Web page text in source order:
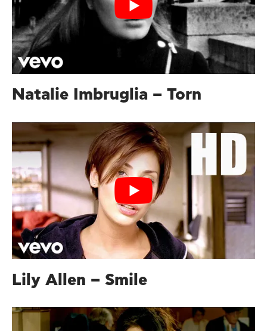
Natalie Imbruglia – Torn
Lily Allen – Smile